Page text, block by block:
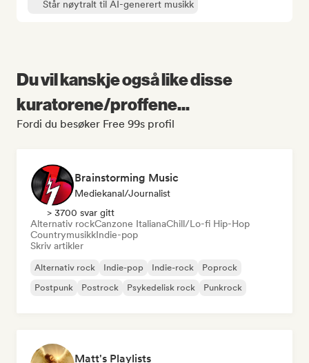
Står nøytralt til AI-generert musikk
Du vil kanskje også like disse
kuratorene/proffene...
Fordi du besøker Free 99s profil
Brainstorming Music
Mediekanal/journalist
> 3700 svar gitt
Alternativ rockCanzone ItalianaChill/Lo-fi Hip-Hop
CountrymusikkIndie-pop
Skriv artikler
Alternativ rock Indie-pop Indie-rock
Poprock
Postpunk
Postrock Psykedelisk rock Punkrock
Matt's Playlists